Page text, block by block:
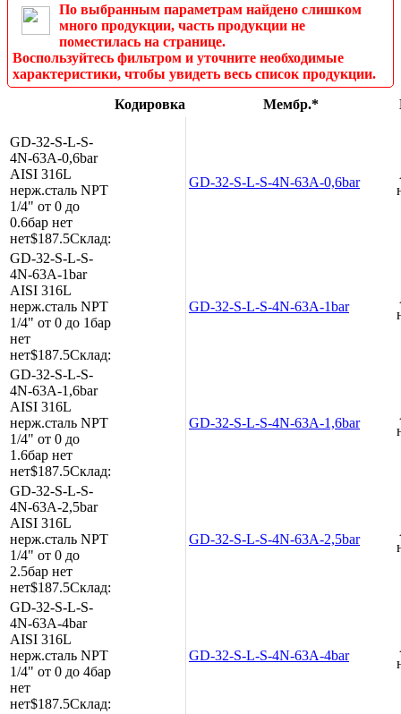
По выбранным параметрам найдено слишком
много продукции, часть продукции не
поместилась на странице.
Воспользуйтесь фильтром и уточните необходимые
характеристики, чтобы увидеть весь список продукции.
Кодировка
Мембр.*
GD-32-S-L-S-
4N-63A-0,6bar
AISI 316L
нерж.сталь NPT
1/4" от 0 до
0.6бар нет
нет$187.5Склад:
GD-32-S-L-S-4N-63A-0,6bar
GD-32-S-L-S-
4N-63A-1bar
AISI 316L
нерж.сталь NPT
1/4" от 0 до 1бар
нет
нет$187.5Склад:
GD-32-S-L-S-4N-63A-1bar
GD-32-S-L-S-
4N-63A-1,6bar
AISI 316L
нерж.сталь NPT
1/4" от 0 до
1.6бар нет
нет$187.5Склад:
GD-32-S-L-S-4N-63A-1,6bar
GD-32-S-L-S-
4N-63A-2,5bar
AISI 316L
нерж.сталь NPT
1/4" от 0 до
2.5бар нет
нет$187.5Склад:
GD-32-S-L-S-4N-63A-2,5bar
GD-32-S-L-S-
4N-63A-4bar
AISI 316L
нерж.сталь NPT
1/4" от 0 до 4бар
нет
нет$187.5Склад:
GD-32-S-L-S-4N-63A-4bar